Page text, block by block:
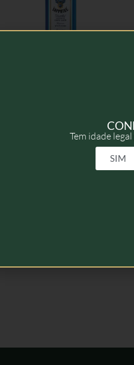
AdicionarTem idade
SIM